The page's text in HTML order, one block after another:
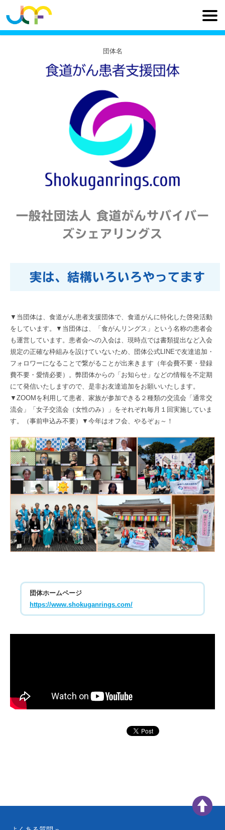
団体名
一般社団法人 食道がんサバイバー
ズシェアリングス
実は、結構いろいろやってます
▼当団体は、食道がん患者支援団体で、食道がんに特化した啓発活動
をしています。▼当団体は、「食がんリングス」という名称の患者会
も運営しています。患者会への入会は、現時点では書類提出など入会
規定の正確な枠組みを設けていないため、団体公式LINEで友達追加・
フォロワーになることで繋がることが出来きます（年会費不要・登録
費不要・愛情必要）。弊団体からの「お知らせ」などの情報を不定期
にて発信いたしますので、是非お友達追加をお願いいたします。
▼ZOOMを利用して患者、家族が参加できる２種類の交流会「通常交
流会」「女子交流会（女性のみ）」をそれぞれ毎月１回実施していま
す。（事前申込み不要）▼今年はオフ会、やるぞぉ～！
団体ホームページ
https://www.shokuganrings.com/